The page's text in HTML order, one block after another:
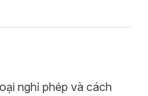
nghỉ phép và cách